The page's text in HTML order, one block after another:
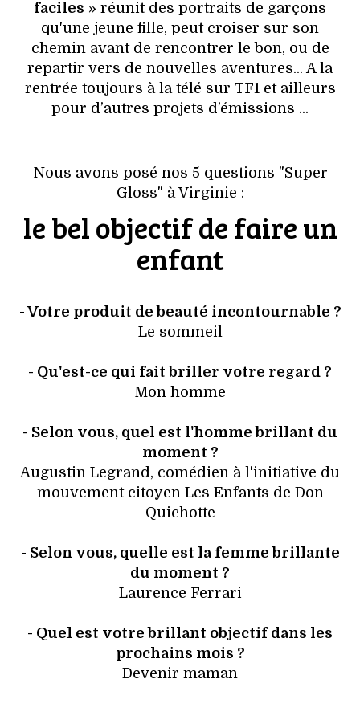
faciles » réunit des portraits de garçons
qu'une jeune fille, peut croiser sur son
chemin avant de rencontrer le bon, ou de
repartir vers de nouvelles aventures... A la
rentrée toujours à la télé sur TF1 et ailleurs
pour d’autres projets d’émissions ...
Nous avons posé nos 5 questions "Super
Gloss" à Virginie :
le bel objectif de faire un
enfant
- Votre produit de beauté incontournable ?
Le sommeil
- Qu'est-ce qui fait briller votre regard ?
Mon homme
- Selon vous, quel est l'homme brillant du
moment ?
Augustin Legrand, comédien à l'initiative du
mouvement citoyen Les Enfants de Don
Quichotte
- Selon vous, quelle est la femme brillante
du moment ?
Laurence Ferrari
- Quel est votre brillant objectif dans les
prochains mois ?
Devenir maman